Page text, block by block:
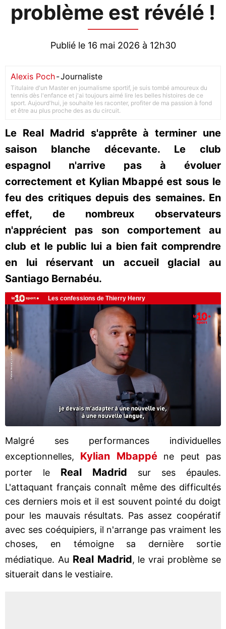
problème est révélé !
Publié le 16 mai 2026 à 12h30
Alexis Poch-Journaliste
Titulaire d'un Master en journalisme sportif, je suis tombé amoureux du
tennis dès l'enfance et j'ai toujours aimé lire les belles histoires de ce
sport. Aujourd'hui, je souhaite les raconter, profiter de ma passion à fond
et être au plus proche des as du circuit.
Le Real Madrid s'apprête à terminer une
saison blanche décevante. Le club
espagnol n'arrive pas à évoluer
correctement et Kylian Mbappé est sous le
feu des critiques depuis des semaines. En
effet, de nombreux observateurs
n'apprécient pas son comportement au
club et le public lui a bien fait comprendre
en lui réservant un accueil glacial au
Santiago Bernabéu.
Malgré ses performances individuelles
exceptionnelles, Kylian Mbappéne peut pas
porter le Real Madrid sur ses épaules.
L'attaquant français connaît même des difficultés
ces derniers mois et il est souvent pointé du doigt
pour les mauvais résultats. Pas assez coopératif
avec ses coéquipiers, il n'arrange pas vraiment les
choses, en témoigne sa dernière sortie
médiatique. Au Real Madrid, le vrai problème se
situerait dans le vestiaire.